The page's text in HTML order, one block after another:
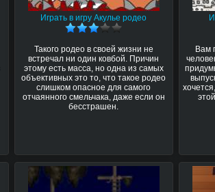
Играть в игру Акулье родео
Такого родео в своей жизни не
встречал ни один ковбой. Причин
этому есть масса, но одна из самых
объективных это то, что такое родео
слишком опасное для самого
отчаянного смельчака, даже если он
бесстрашен.
Вам